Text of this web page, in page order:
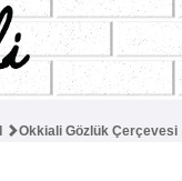
Okkiali Gözlük Çerçevesi